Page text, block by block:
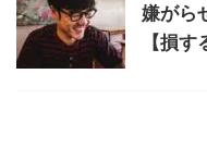
嫌がら
【損す